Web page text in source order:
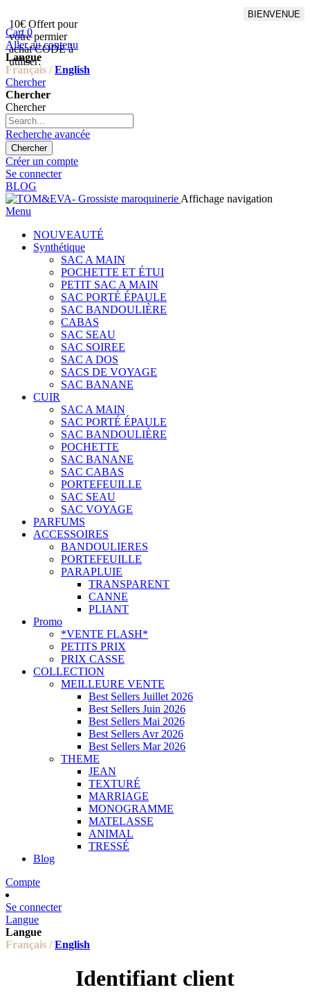
10€ Offert pour
votre permier
achat CODE à
utiliser:
BIENVENUE
Cart 0
Aller au contenu
Langue
Français / English
Chercher
Chercher
Chercher
Recherche avancée
Chercher
Créer un compte
Se connecter
BLOG
Affichage navigation
Menu
NOUVEAUTÉ
Synthétique
SAC A MAIN
POCHETTE ET ÉTUI
PETIT SAC A MAIN
SAC PORTÉ ÉPAULE
SAC BANDOULIÈRE
CABAS
SAC SEAU
SAC SOIREE
SAC A DOS
SACS DE VOYAGE
SAC BANANE
CUIR
SAC A MAIN
SAC PORTÉ ÉPAULE
SAC BANDOULIÈRE
POCHETTE
SAC BANANE
SAC CABAS
PORTEFEUILLE
SAC SEAU
SAC VOYAGE
PARFUMS
ACCESSOIRES
BANDOULIERES
PORTEFEUILLE
PARAPLUIE
TRANSPARENT
CANNE
PLIANT
Promo
*VENTE FLASH*
PETITS PRIX
PRIX CASSE
COLLECTION
MEILLEURE VENTE
Best Sellers Juillet 2026
Best Sellers Juin 2026
Best Sellers Mai 2026
Best Sellers Avr 2026
Best Sellers Mar 2026
THEME
JEAN
TEXTURÉ
MARRIAGE
MONOGRAMME
MATELASSE
ANIMAL
TRESSÉ
Blog
Compte
Se connecter
Langue
Langue
Français / English
Identifiant client